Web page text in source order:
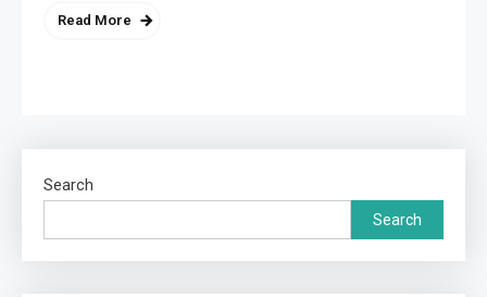
Read More
Search
Search